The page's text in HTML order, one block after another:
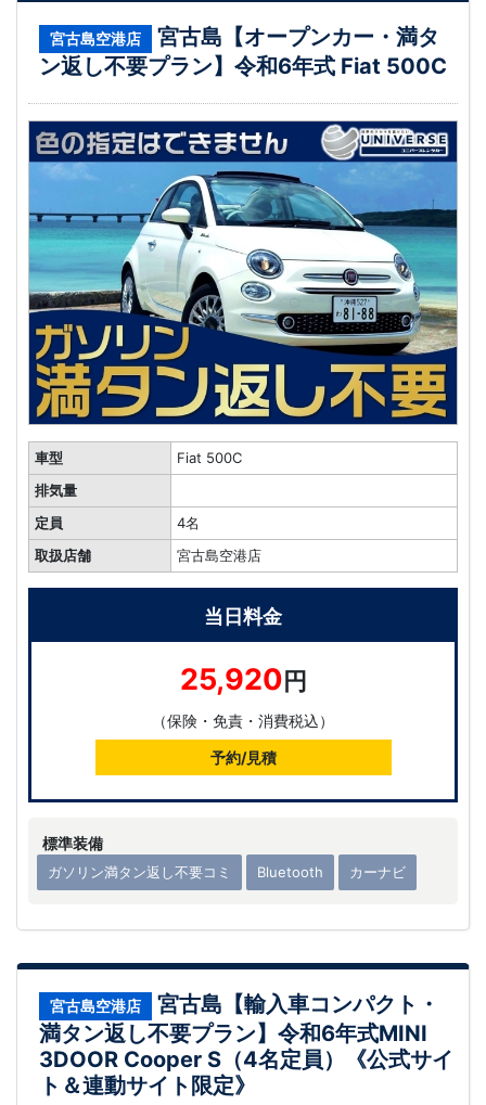
宮古島空港店
宮古島【オープンカー・満タ
ン返し不要プラン】令和6年式 Fiat 500C
車型
Fiat 500C
排気量
定員
4名
取扱店舗
宮古島空港店
標準装備
ガソリン満タン返し不要コミ Bluetooth カーナビ
当日料金
25,920円
（保険・免責・消費税込）
予約/見積
宮古島空港店
宮古島【輸入車コンパクト・
満タン返し不要プラン】令和6年式MINI
3DOOR Cooper S（4名定員）《公式サイ
ト＆連動サイト限定》